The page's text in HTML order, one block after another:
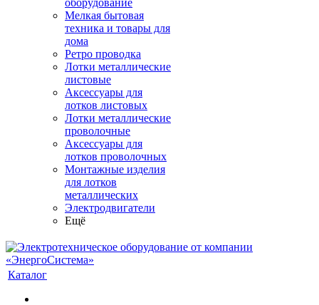
оборудование
Мелкая бытовая
техника и товары для
дома
Ретро проводка
Лотки металлические
листовые
Аксессуары для
лотков листовых
Лотки металлические
проволочные
Аксессуары для
лотков проволочных
Монтажные изделия
для лотков
металлических
Электродвигатели
Ещё
Каталог